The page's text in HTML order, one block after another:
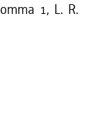
1, L. R.